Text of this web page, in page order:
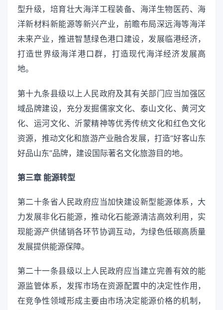
型升级，培育壮大海洋工程装备、海洋生物医药、海
洋新材料新能源等新兴产业，前瞻布局深远海等海洋
未来产业，推进智慧绿色港口建设，发展临港经济，
打造世界级海洋港口群，打造现代海洋经济发展高
地。
第十九条县级以上人民政府及其有关部门应当加强区
域品牌建设，充分发掘儒家文化、泰山文化、黄河文
化、运河文化、沂蒙精神等优秀传统文化和红色文化
资源，推动文化和旅游产业融合发展，打造“好客山东
好品山东”品牌，建设国际著名文化旅游目的地。
第三章 能源转型
第二十条省人民政府应当加快建设新型能源体系，大
力发展非化石能源，推动化石能源清洁高效利用，实
现能源产供储销各环节协调互动，为绿色低碳高质量
发展提供能源保障。
第二十一条县级以上人民政府应当建立完善有效的能
源监管体系，发挥市场在资源配置中的决定性作用，
在竞争性领域形成主要由市场决定能源价格的机制，